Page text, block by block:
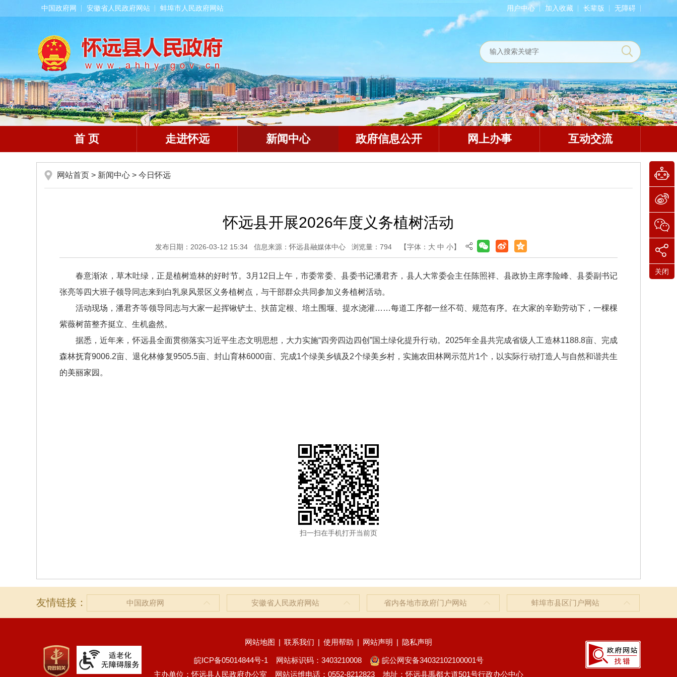
中国政府网 安徽省人民政府网站 蚌埠市人民政府网站 用户中心 加入收藏 长辈版 无障碍
首 页 走进怀远 新闻中心 政府信息公开 网上办事 互动交流
网站首页 > 新闻中心 > 今日怀远
怀远县开展2026年度义务植树活动
发布日期：2026-03-12 15:34 信息来源：怀远县融媒体中心 浏览量： 794 【字体： 大 中 小】
春意渐浓，草木吐绿，正是植树造林的好时节。3月12日上午，市委常委、县委书记潘君齐，县人大常委会主任陈照祥、县政协主席李险峰、县委副书记
张亮等四大班子领导同志来到白乳泉风景区义务植树点，与干部群众共同参加义务植树活动。
活动现场，潘君齐等领导同志与大家一起挥锹铲土、扶苗定根、培土围堰、提水浇灌……每道工序都一丝不苟、规范有序。在大家的辛勤劳动下，一棵棵
紫薇树苗整齐挺立、生机盎然。
据悉，近年来，怀远县全面贯彻落实习近平生态文明思想，大力实施“四旁四边四创”国土绿化提升行动。2025年全县共完成省级人工造林1188.8亩、完成
森林抚育9006.2亩、退化林修复9505.5亩、封山育林6000亩、完成1个绿美乡镇及2个绿美乡村，实施农田林网示范片1个，以实际行动打造人与自然和谐共生
的美丽家园。
扫一扫在手机打开当前页
友情链接： 中国政府网 安徽省人民政府网站 省内各地市政府门户网站 蚌埠市县区门户网站
网站地图 | 联系我们 | 使用帮助 | 网站声明 | 隐私声明
皖ICP备05014844号-1 网站标识码：3403210008
皖公网安备34032102100001号
主办单位：怀远县人民政府办公室
网站运维电话：0552-8212823 地址：怀远县禹都大道501号行政办公中心
关闭